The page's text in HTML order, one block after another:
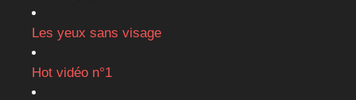
Les yeux sans visage
Hot vidéo n°1